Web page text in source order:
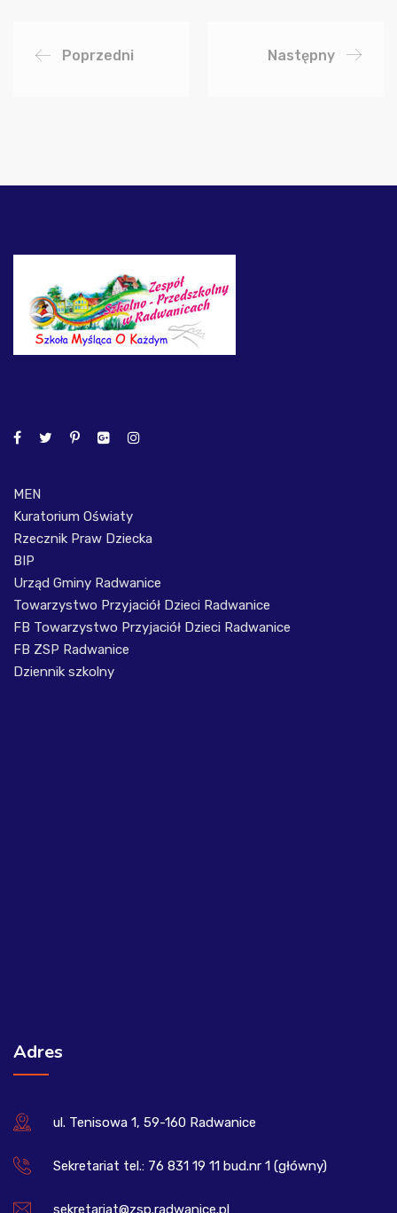
Poprzedni Następny
MEN
Kuratorium Oświaty
Rzecznik Praw Dziecka
BIP
Urząd Gminy Radwanice
Towarzystwo Przyjaciół Dzieci Radwanice
FB Towarzystwo Przyjaciół Dzieci Radwanice
FB ZSP Radwanice
Dziennik szkolny
Adres
ul. Tenisowa 1, 59-160 Radwanice
Sekretariat tel.: 76 831 19 11 bud.nr 1 (główny)
sekretariat@zsp.radwanice.pl